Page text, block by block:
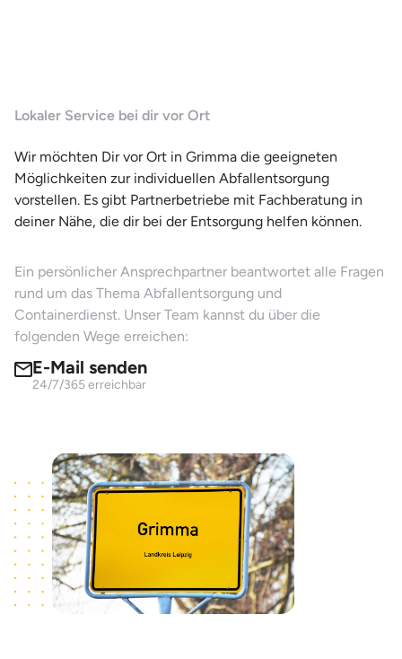
Lokaler Service bei dir vor Ort
Wir möchten Dir vor Ort in Grimma die geeigneten
Möglichkeiten zur individuellen Abfallentsorgung
vorstellen. Es gibt Partnerbetriebe mit Fachberatung in
deiner Nähe, die dir bei der Entsorgung helfen können.
Ein persönlicher Ansprechpartner beantwortet alle Fragen
rund um das Thema Abfallentsorgung und
Containerdienst. Unser Team kannst du über die
folgenden Wege erreichen:
E-Mail senden
24/7/365 erreichbar